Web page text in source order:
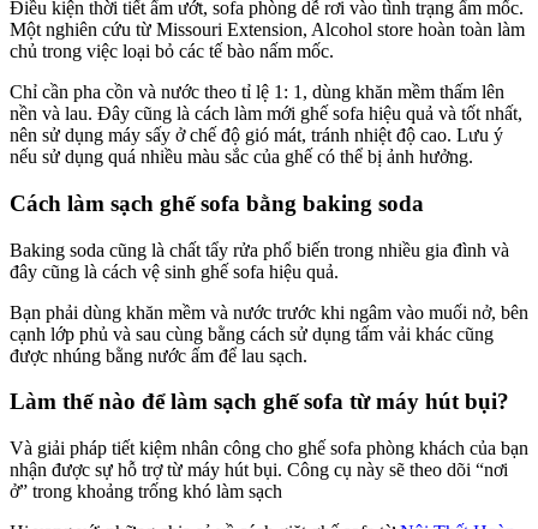
Điều kiện thời tiết ẩm ướt, sofa phòng dễ rơi vào tình trạng ẩm mốc.
Một nghiên cứu từ Missouri Extension, Alcohol store hoàn toàn làm
chủ trong việc loại bỏ các tế bào nấm mốc.
Chỉ cần pha cồn và nước theo tỉ lệ 1: 1, dùng khăn mềm thấm lên
nền và lau. Đây cũng là cách làm mới ghế sofa hiệu quả và tốt nhất,
nên sử dụng máy sấy ở chế độ gió mát, tránh nhiệt độ cao. Lưu ý
nếu sử dụng quá nhiều màu sắc của ghế có thể bị ảnh hưởng.
Cách làm sạch ghế sofa bằng baking soda
Baking soda cũng là chất tẩy rửa phổ biến trong nhiều gia đình và
đây cũng là cách vệ sinh ghế sofa hiệu quả.
Bạn phải dùng khăn mềm và nước trước khi ngâm vào muối nở, bên
cạnh lớp phủ và sau cùng bằng cách sử dụng tấm vải khác cũng
được nhúng bằng nước ấm để lau sạch.
Làm thế nào để làm sạch ghế sofa từ máy hút bụi?
Và giải pháp tiết kiệm nhân công cho ghế sofa phòng khách của bạn
nhận được sự hỗ trợ từ máy hút bụi. Công cụ này sẽ theo dõi “nơi
ở” trong khoảng trống khó làm sạch